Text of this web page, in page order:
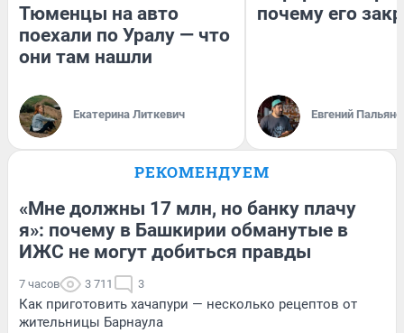
Тюменцы на авто
поехали по Уралу — что
они там нашли
Екатерина Литкевич
почему его
Евгений
РЕКОМЕНДУЕМ
«Мне должны 17 млн, но банку плачу
я»: почему в Башкирии обманутые в
ИЖС не могут добиться правды
7 часов 3 711 3
Как приготовить хачапури — несколько рецептов от
жительницы Барнаула